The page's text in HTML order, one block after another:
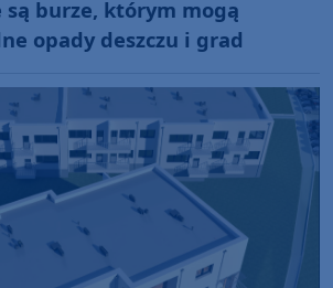
burze, którym mogą
opady deszczu i grad